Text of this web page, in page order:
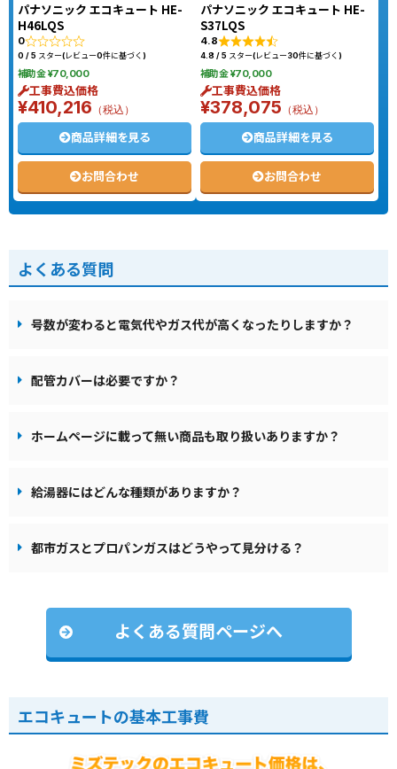
パナソニック エコキュート HE-
H46LQS
0
0 / 5 スター(レビュー0件に基づく)
補助金 ¥70,000
工事費込価格
¥410,216 （税込）
商品詳細を見る
お問合わせ
パナソニック エコキュート HE-
S37LQS
4.8
4.8 / 5 スター(レビュー30件に基づく)
補助金 ¥70,000
工事費込価格
¥378,075 （税込）
商品詳細を見る
お問合わせ
よくある質問
号数が変わると電気代やガス代が高くなったりしますか？
配管カバーは必要ですか？
ホームページに載って無い商品も取り扱いありますか？
給湯器にはどんな種類がありますか？
都市ガスとプロパンガスはどうやって見分ける？
よくある質問ページへ
エコキュートの基本工事費